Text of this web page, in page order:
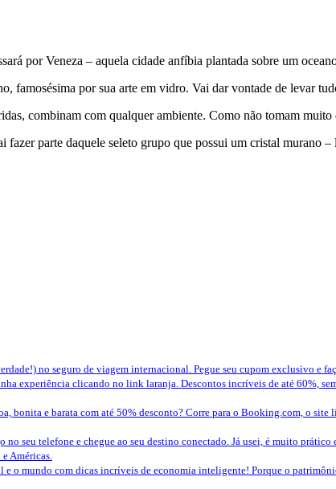
por Veneza – aquela cidade anfíbia plantada sobre um
famosésima por sua arte em vidro. Vai dar vontade de levar
combinam com qualquer ambiente. Como não tomam
fazer parte daquele seleto grupo que possui um cristal murano
no seguro de viagem internacional. Pegue seu cupom exclusivo e
experiência clicando no link laranja. Descontos incríveis de até 60%,
bonita e barata com até 50% desconto? Corre para o Booking.com, o
seu telefone e chegue ao seu destino conectado. Já usei, é muito
Américas.
e o mundo com dicas incríveis de economia inteligente! Porque o